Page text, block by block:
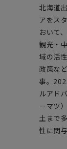
FA Portal
ログイン
北海道
アをス
おいて
観光・
域の活
政策な
事。
ルアド
ーマツ）
土まで
性に関与